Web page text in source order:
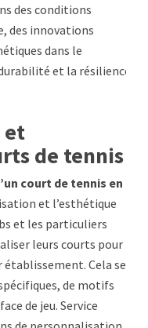
des conditions
des innovations
dans le
et la résilience
et
de tennis
court de tennis en
et l’esthétique
et les particuliers
leurs courts pour
Cela se
de motifs
de jeu. Service